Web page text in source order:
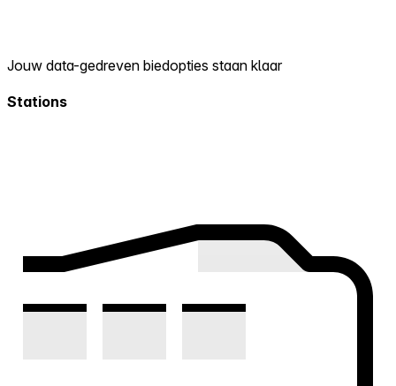
Jouw data-gedreven biedopties staan klaar
Stations